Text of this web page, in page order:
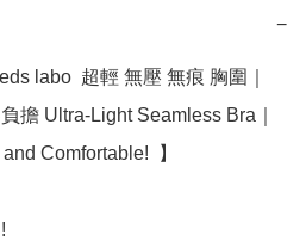
−
labo  超輕 無壓 無痕 胸圍｜
擔 Ultra-Light Seamless Bra｜
Comfortable!  】